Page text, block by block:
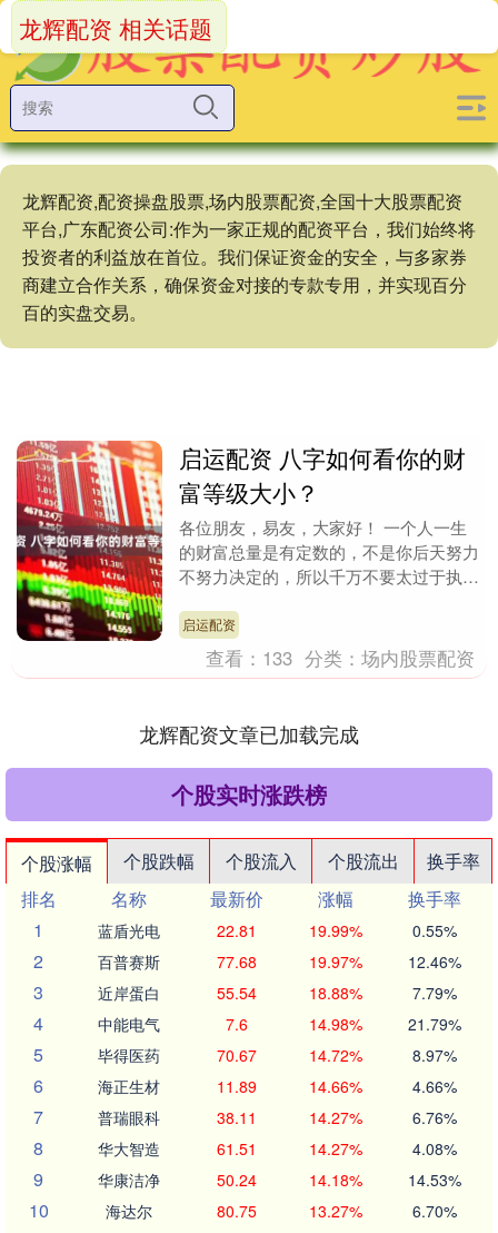
龙辉配资,配资操盘股票,场内股票配资,全国十大股票配资
平台,广东配资公司:作为一家正规的配资平台，我们始终将
投资者的利益放在首位。我们保证资金的安全，与多家券
商建立合作关系，确保资金对接的专款专用，并实现百分
百的实盘交易。
龙辉配资 相关话题
启运配资 八字如何看你的财
富等级大小？
各位朋友，易友，大家好！ 一个人一生
的财富总量是有定数的，不是你后天努力
不努力决定的，所以千万不要太过于执
从自己的剧本上读出....
启运配资
查看： 133 分类：场内股票配资
龙辉配资文章已加载完成
个股实时涨跌榜
个股涨幅 个股跌幅 个股流入 个股流出
换手率
排名
名称 最新价 涨幅
换手率
1
蓝盾光电 22.81 19.99% 0.55%
2 百普赛斯 77.68 19.97% 12.46%
3 近岸蛋白 55.54 18.88% 7.79%
4 中能电气 7.6 14.98% 21.79%
5 毕得医药 70.67 14.72% 8.97%
6 海正生材 11.89 14.66% 4.66%
7 普瑞眼科 38.11 14.27% 6.76%
8 华大智造 61.51 14.27% 4.08%
9 华康洁净 50.24 14.18% 14.53%
10 海达尔 80.75 13.27% 6.70%